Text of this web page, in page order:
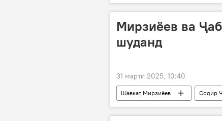
Нишасти сарони се кишвар дар
Мирзиёев ва
шуданд
31 марти 2025, 10:40
Шавкат Мирзиёев Содир
Иди Наврӯз
Нишасти